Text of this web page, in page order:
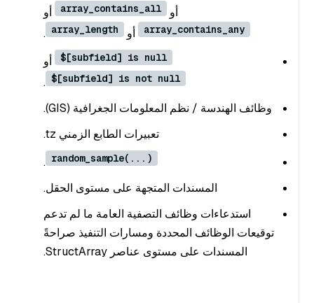
أو array_contains_all أو
array_contains_any أو array_length
.
$[subfield] is null أو
$[subfield] is not null
.
وظائف الهندسة / نظم المعلومات الجغرافية (GIS).
تعبيرات الطابع الزمني tz.
random_sample(...)
.
المسندات المتجهة على مستوى الحقل.
استدعاءات وظائف التصفية العامة ما لم تدعم
توقيعات الوظائف المحددة ومسارات التنفيذ صراحةً
المسندات على مستوى عناصر StructArray.